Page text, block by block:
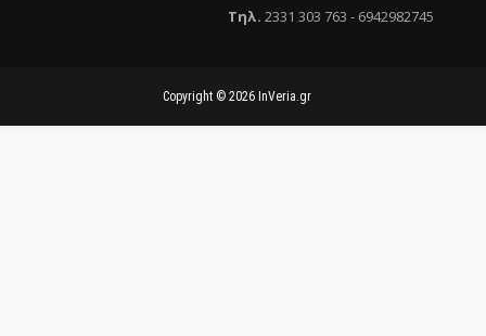
Τηλ. 2331 303 763 - 6942982745
Copyright © 2026 InVeria.gr